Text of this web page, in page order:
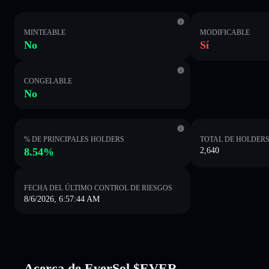
MINTEABLE
No
MODIFICABLE
Sí
CONGELABLE
No
% DE PRINCIPALES HOLDERS
8.54%
TOTAL DE
2,640
FECHA DEL ÚLTIMO CONTROL DE RIESGOS
8/6/2026, 6:57:44 AM